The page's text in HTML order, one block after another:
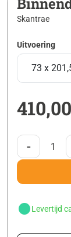
Skantrae
Uitvoering
410,00
-
Levertijd